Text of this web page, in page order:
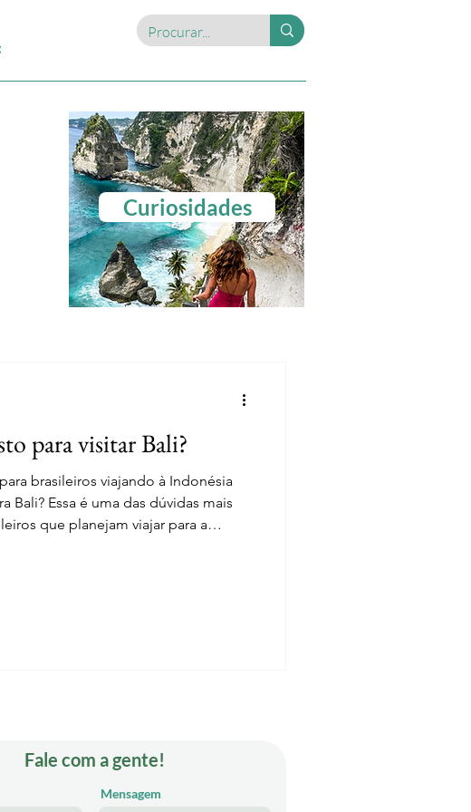
Curiosidades
para visitar Bali?
brasileiros viajando à Indonésia
dúvidas mais
que planejam viajar para a
Fale com a gente!
Mensagem